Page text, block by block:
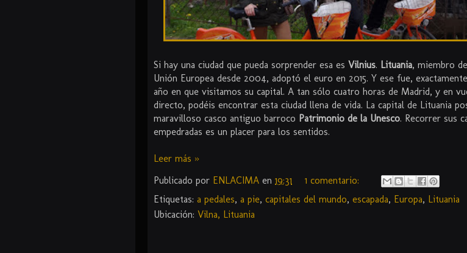
Si hay una ciudad que pueda sorprender esa es Vilnius. Lituania, miembro
Unión Europea desde 2004, adoptó el euro en 2015. Y ese fue,
año en que visitamos su capital. A tan sólo cuatro horas de Madrid, y en
directo, podéis encontrar esta ciudad llena de vida. La capital de Lituania
maravilloso casco antiguo barroco Patrimonio de la Unesco. Recorrer sus
empedradas es un placer para los sentidos.
Leer más »
Publicado por ENLACIMA en 19:31
1 comentario:
Etiquetas: a pedales, a pie, capitales del mundo, escapada, Europa, Lituania
Ubicación: Vilna, Lituania